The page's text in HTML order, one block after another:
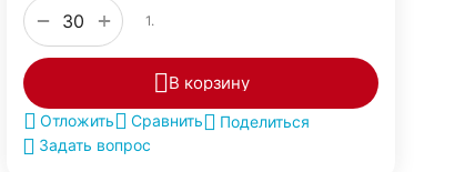
+
− 1.
В корзину
Отложить Сравнить
Поделиться
Задать вопрос